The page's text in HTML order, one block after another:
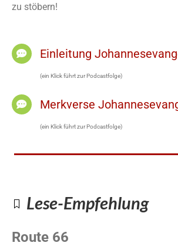
zu stöbern!
Einleitung
(ein Klick führt zur Podcastfolge)
Merkverse
(ein Klick führt zur Podcastfolge)
Lese-Empfehlung
Route 66